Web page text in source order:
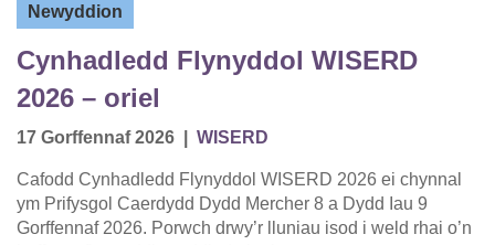
Newyddion
Cynhadledd Flynyddol WISERD
2026 – oriel
17 Gorffennaf 2026 WISERD
Cafodd Cynhadledd Flynyddol WISERD 2026 ei chynnal
ym Prifysgol Caerdydd Dydd Mercher 8 a Dydd Iau 9
Gorffennaf 2026. Porwch drwy’r lluniau isod i weld rhai o’n